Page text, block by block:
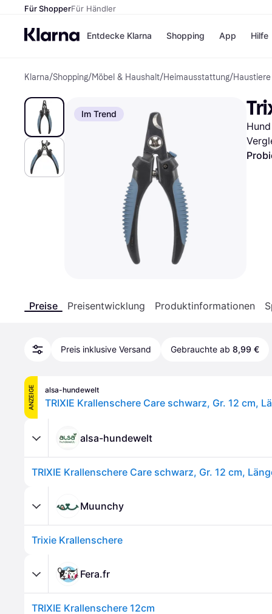
Für ShopperFür Händler
Entdecke Klarna
Zahlungsmethoden
Bezahle in bis zu 30
Tagen
Ratenzahlung
Shopping
Shops
eBay
Temu
SHEIN
App Hilfe
Klarna/Shopping/Möbel & Haushalt/Heimausstattung/Haustiere
Im Trend
Preise Preisentwicklung Produktinformationen
Preis inklusive Versand Gebrauchte ab 8,99 €
ANZEIGE alsa-hundewelt
TRIXIE Krallenschere Care schwarz, Gr. 12 cm,
alsa-hundewelt
TRIXIE Krallenschere Care schwarz, Gr. 12 cm,
Muunchy
Trixie Krallenschere
Fera.fr
TRIXIE Krallenschere 12cm